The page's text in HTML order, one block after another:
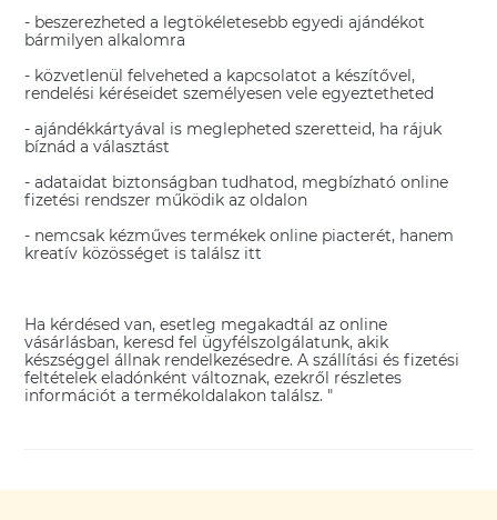
- beszerezheted a legtökéletesebb egyedi ajándékot
bármilyen alkalomra
- közvetlenül felveheted a kapcsolatot a készítővel,
rendelési kéréseidet személyesen vele egyeztetheted
- ajándékkártyával is meglepheted szeretteid, ha rájuk
bíznád a választást
- adataidat biztonságban tudhatod, megbízható online
fizetési rendszer működik az oldalon
- nemcsak kézműves termékek online piacterét, hanem
kreatív közösséget is találsz itt
Ha kérdésed van, esetleg megakadtál az online
vásárlásban, keresd fel ügyfélszolgálatunk, akik
készséggel állnak rendelkezésedre. A szállítási és fizetési
feltételek eladónként változnak, ezekről részletes
információt a termékoldalakon találsz. "